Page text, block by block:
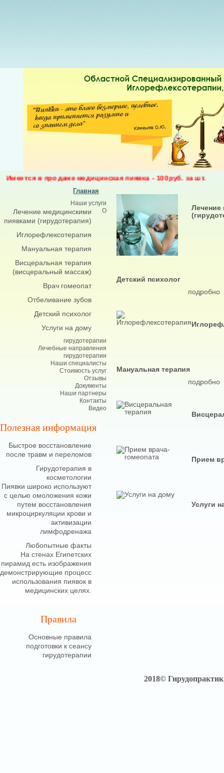
Имеется в продаже медицинская пиявка - 100руб. за шт.
Главная
Наши услуги
Лечение медицинскими
пиявками (гирудотерапия)
Иглорефлексотерапия
Мануальная терапия
Виcцеральная терапия
(висцеральный массаж)
Врач гомеопат
Отбеливание зубов
Детский психолог
Услуги на дому
О
гирудотерапии
Лечебные направления
гирудотерапии
Наши специалисты
Стоимость услуг
Отзывы
Документы
Наши партнеры
Контакты
Видео
Полезная информация
Быстрое восстановление
после травм и переломов
Гирудотерапия в
косметологии
Пиявки широко используют
с целью омоложения кожи
путем восстановления
микроциркуляции крови и
активизации
лимфодренажа
Любопытные факты
На стенах Египетских
пирамид есть изображения
демонстрирующие процесс
использования пиявок в
медицинских целях.
Правила
Основные правила
подготовки к сеансу
гирудотерапии
Лечение
Детский психолог
подробно
Мануальная терапия
подробно
Прием
Услуги
2018©